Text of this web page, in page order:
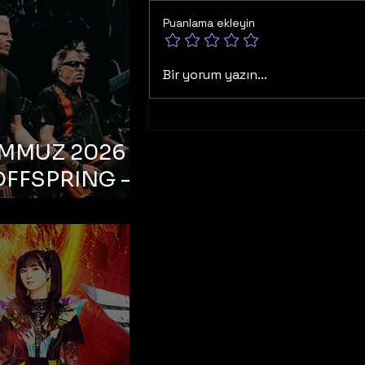
Puanlama ekleyin
Bir yorum yazın...
2026 –
–
Life Park